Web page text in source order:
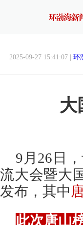
2025-09-27 15:41:07 | 环
大
9月26日
流大会暨大
发布，其中
此次唐山